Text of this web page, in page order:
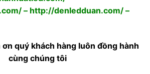
– http://denledduan.com/ –
quý khách hàng luôn đồng hành
cùng chúng tôi